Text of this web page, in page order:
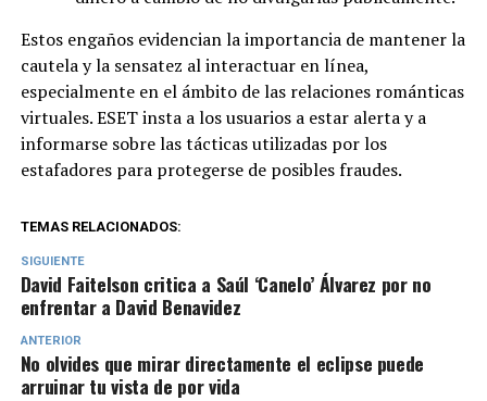
Estos engaños evidencian la importancia de mantener la
cautela y la sensatez al interactuar en línea,
especialmente en el ámbito de las relaciones románticas
virtuales. ESET insta a los usuarios a estar alerta y a
informarse sobre las tácticas utilizadas por los
estafadores para protegerse de posibles fraudes.
TEMAS RELACIONADOS:
SIGUIENTE
David Faitelson critica a Saúl ‘Canelo’ Álvarez por no
enfrentar a David Benavidez
ANTERIOR
No olvides que mirar directamente el eclipse puede
arruinar tu vista de por vida